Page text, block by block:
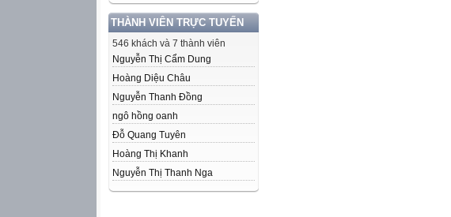
THÀNH VIÊN TRỰC TUYẾN
546 khách và 7 thành viên
Nguyễn Thị Cẩm Dung
Hoàng Diệu Châu
Nguyễn Thanh Đồng
ngô hồng oanh
Đỗ Quang Tuyên
Hoàng Thị Khanh
Nguyễn Thị Thanh Nga